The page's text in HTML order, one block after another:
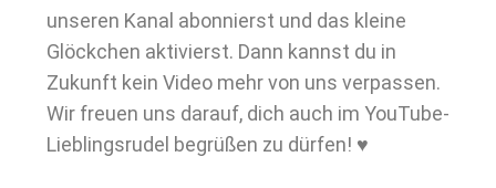
unseren Kanal abonnierst und das kleine
Glöckchen aktivierst. Dann kannst du in
Zukunft kein Video mehr von uns verpassen.
Wir freuen uns darauf, dich auch im YouTube-
Lieblingsrudel begrüßen zu dürfen! ♥